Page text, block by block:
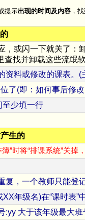
提示出现的时间及内容 ，
或闪一下就关了：
查找并卸载这些流氓软
资料或修改的课表。
了(即：如何事后修
至少填一行
生的
”时将“排课系统”关掉
复，一个教师只能
XX年级名)在“课时表
:yy 大于该年级最大